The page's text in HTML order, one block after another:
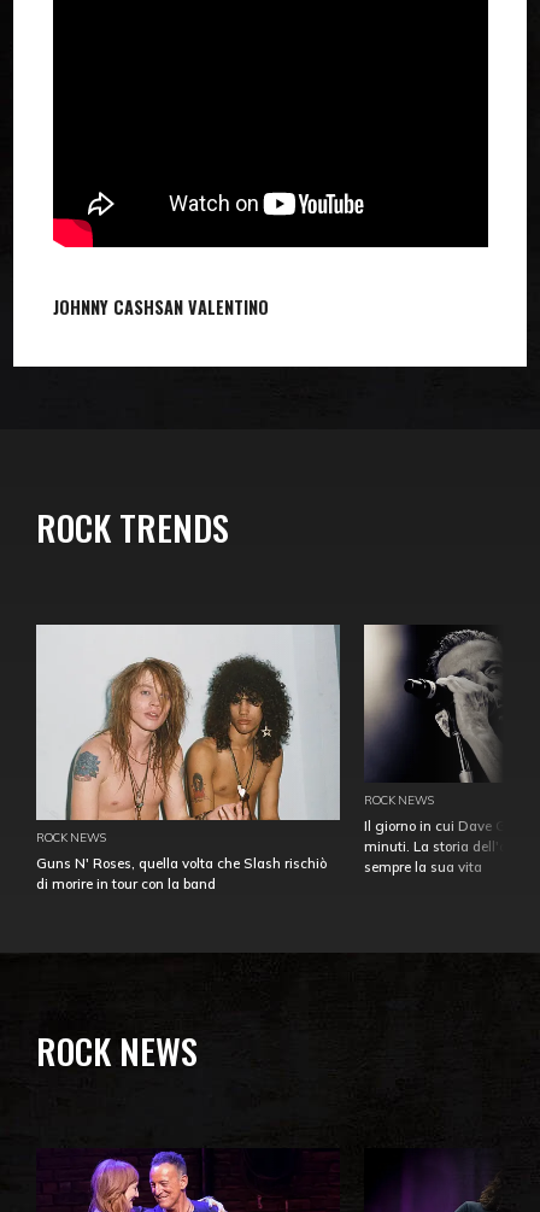
JOHNNY CASHSAN VALENTINO
ROCK TRENDS
ROCK NEWS
Guns N' Roses, quella volta che Slash rischiò
di morire in tour con la band
ROCK NEWS
Il giorno in cui Dave
minuti. La storia
sempre la sua vita
ROCK NEWS